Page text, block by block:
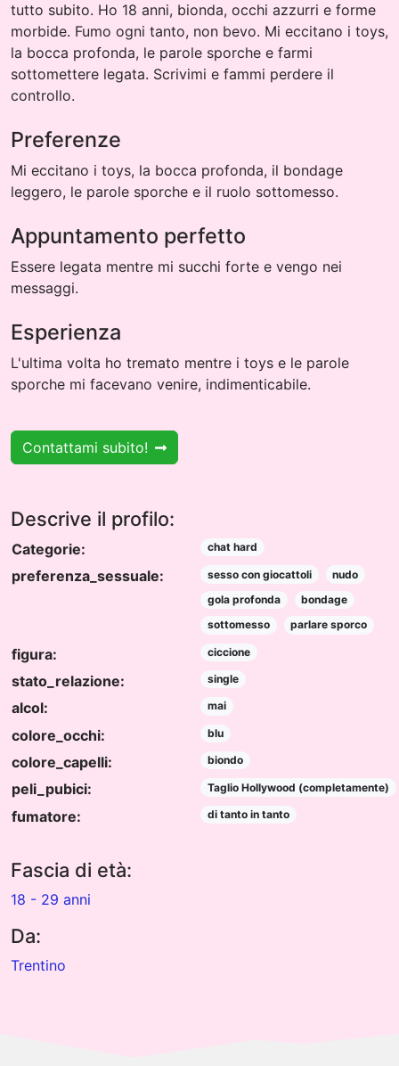
tutto subito. Ho 18 anni, bionda, occhi azzurri e forme
morbide. Fumo ogni tanto, non bevo. Mi eccitano i toys,
la bocca profonda, le parole sporche e farmi
sottomettere legata. Scrivimi e fammi perdere il
controllo.
Preferenze
Mi eccitano i toys, la bocca profonda, il bondage
leggero, le parole sporche e il ruolo sottomesso.
Appuntamento perfetto
Essere legata mentre mi succhi forte e vengo nei
messaggi.
Esperienza
L'ultima volta ho tremato mentre i toys e le parole
sporche mi facevano venire, indimenticabile.
Contattami subito!
Descrive il profilo:
Categorie: chat hard
preferenza_sessuale: sesso con giocattoli
nudo
gola profonda
bondage
sottomesso
parlare sporco
figura: ciccione
stato_relazione: single
alcol: mai
colore_occhi: blu
colore_capelli: biondo
peli_pubici: Taglio Hollywood (completamente)
fumatore: di tanto in tanto
Fascia di età:
18 - 29 anni
Da:
Trentino